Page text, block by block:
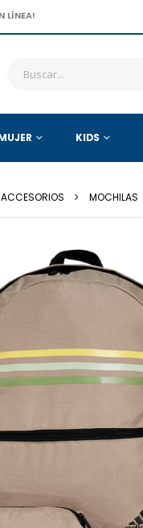
LÍNEA!
KIDS
ACCESORIOS MOCHILAS